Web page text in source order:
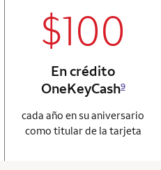
column 2
$100
En crédito
OneKeyCash9
cada año en su aniversario
como titular de la tarjeta